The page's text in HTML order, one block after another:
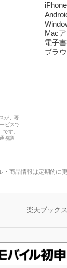
が、著
ビスで
す。
協議
Macア
電子
ブラ
・商品情報は定期的に
楽天ブック